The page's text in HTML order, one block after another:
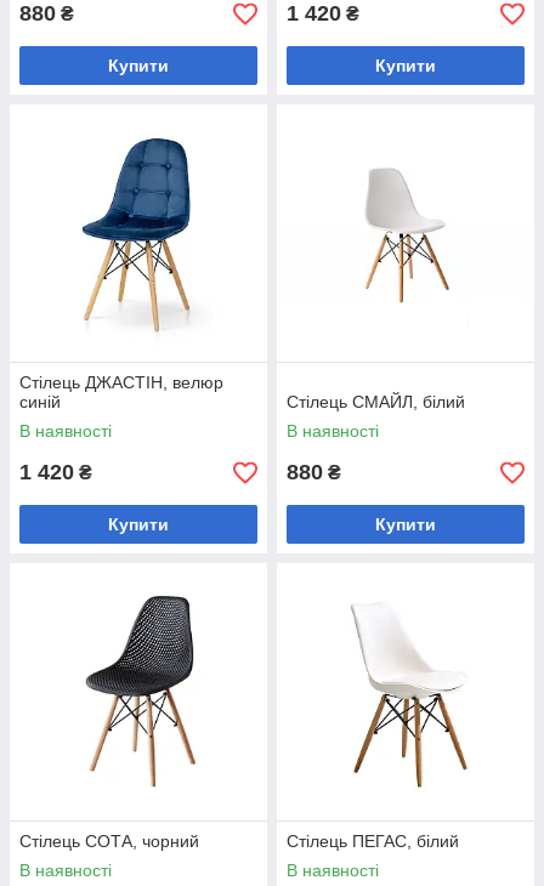
880 ₴
Купити
1 420 ₴
Купити
Стілець ДЖАСТІН, велюр
синій
В наявності
1 420 ₴
Купити
Стілець СМАЙЛ, білий
В наявності
880 ₴
Купити
Стілець СОТА, чорний
В наявності
Стілець ПЕГАС, білий
В наявності